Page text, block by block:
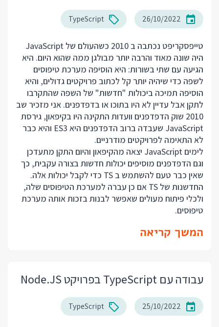
26/10/2022
TypeScript
טייפסקריפט נכתבה ב 2010 כשהעולם של JavaScript
היה שונה מאוד והרבה יותר מבולגן ממה שהוא היום. היא
הגיעה עם שתי בשורות: היא הוסיפה מערכת טיפוסים
לשפה כדי שיהיה יותר קל לכתוב פרויקטים גדולים, והיא
הוסיפה תמיכה ביכולות "חדשות" של השפה שהתקרבו
לתקן אבל עדיין לא היו בתוכו או בדפדפנים. אני מזכיר שב
2010 שוק הדפדפנים וועדות התקינה היו בקיפאון, גירסת
JavaScript שעבדה ברוב הדפדפנים היא ES3 והיא כבר
לא התאימה לפרויקטים מודרניים.
לימים JavaScript יצאה מהקיפאון והיום התקן מתעדכן
וגם הדפדפנים מוסיפים יכולות חדשות בצורה עקבית, כך
שאין כבר טעם להשתמש ב TS כדי לקבל יכולות אלה.
החדשנות של TS אם כן עברה למערכת הטיפוסים שלה,
ולכלי פיתוח מעולים שאפשר לבנות בזכות אותה מערכת
טיפוסים.
המשך קריאה
עבודה עם TypeScript בפרויקט Node.JS
25/10/2022
TypeScript